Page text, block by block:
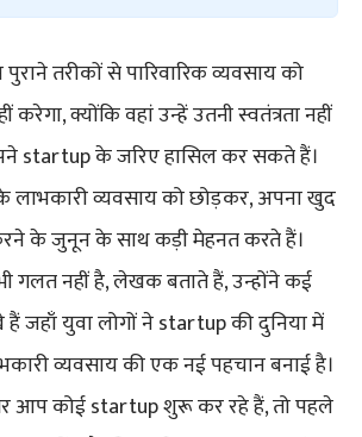
तरीकों से पारिवारिक व्यवसाय को
करेगा, क्योंकि वहां उन्हें उतनी स्वतंत्रता नहीं
startup के जरिए हासिल कर सकते हैं।
लाभकारी व्यवसाय को छोड़कर, अपना खुद
के जुनून के साथ कड़ी मेहनत करते हैं।
गलत नहीं है, लेखक बताते हैं, उन्होंने कई
युवा लोगों ने startup की दुनिया में
व्यवसाय की एक नई पहचान बनाई है।
आप कोई startup शुरू कर रहे हैं, तो पहले